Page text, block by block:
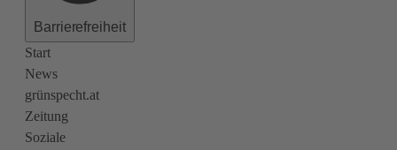
Barrierefreiheit
Start
News
grünspecht.at
Zeitung
Soziale